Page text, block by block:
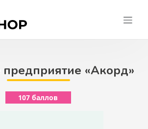
«Акорд»
107 баллов